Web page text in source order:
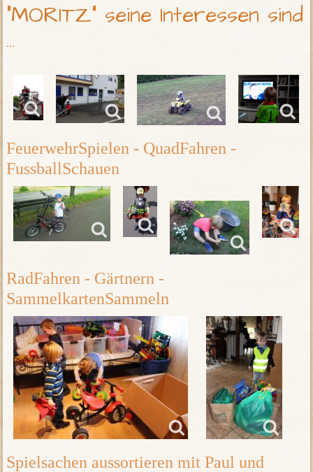
"MORITZ" seine Interessen sind
...
FeuerwehrSpielen - QuadFahren -
FussballSchauen
RadFahren - Gärtnern -
SammelkartenSammeln
Spielsachen aussortieren mit Paul und